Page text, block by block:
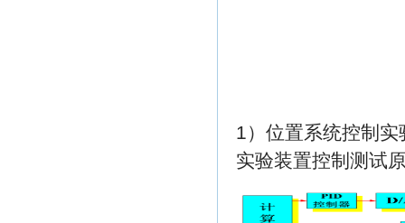
1）位置系统控制实
实验装置控制测试